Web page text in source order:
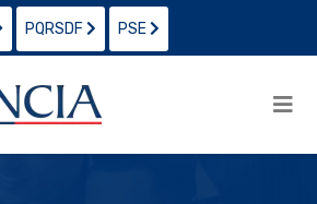
PQRSDF PSE